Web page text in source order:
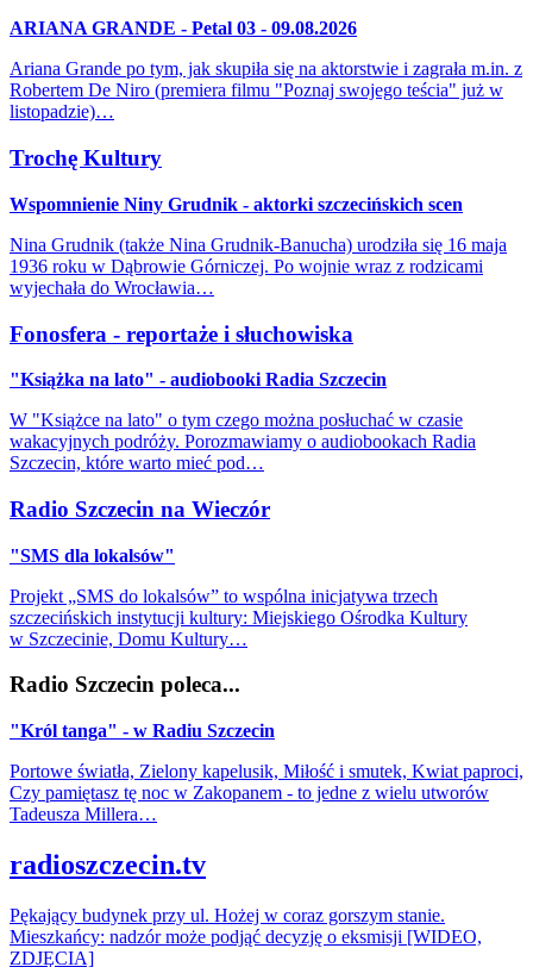
ARIANA GRANDE - Petal 03 - 09.08.2026
Ariana Grande po tym, jak skupiła się na aktorstwie i zagrała m.in. z
Robertem De Niro (premiera filmu "Poznaj swojego teścia" już w
listopadzie)…
Trochę Kultury
Wspomnienie Niny Grudnik - aktorki szczecińskich scen
Nina Grudnik (także Nina Grudnik-Banucha) urodziła się 16 maja
1936 roku w Dąbrowie Górniczej. Po wojnie wraz z rodzicami
wyjechała do Wrocławia…
Fonosfera - reportaże i słuchowiska
"Książka na lato" - audiobooki Radia Szczecin
W "Książce na lato" o tym czego można posłuchać w czasie
wakacyjnych podróży. Porozmawiamy o audiobookach Radia
Szczecin, które warto mieć pod…
Radio Szczecin na Wieczór
"SMS dla lokalsów"
Projekt „SMS do lokalsów” to wspólna inicjatywa trzech
szczecińskich instytucji kultury: Miejskiego Ośrodka Kultury
w Szczecinie, Domu Kultury…
Radio Szczecin poleca...
"Król tanga" - w Radiu Szczecin
Portowe światła, Zielony kapelusik, Miłość i smutek, Kwiat paproci,
Czy pamiętasz tę noc w Zakopanem - to jedne z wielu utworów
Tadeusza Millera…
radioszczecin.tv
Pękający budynek przy ul. Hożej w coraz gorszym stanie.
Mieszkańcy: nadzór może podjąć decyzję o eksmisji [WIDEO,
ZDJĘCIA]